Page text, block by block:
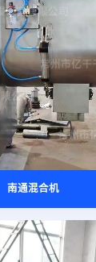
南通混合机